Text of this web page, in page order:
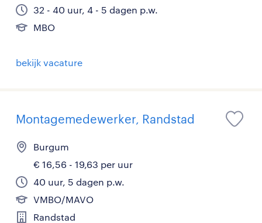
32 - 40 uur, 4 - 5 dagen p.w.
MBO
bekijk vacature
Montagemedewerker, Randstad
Burgum
€ 16,56 - 19,63 per uur
40 uur, 5 dagen p.w.
VMBO/MAVO
Randstad